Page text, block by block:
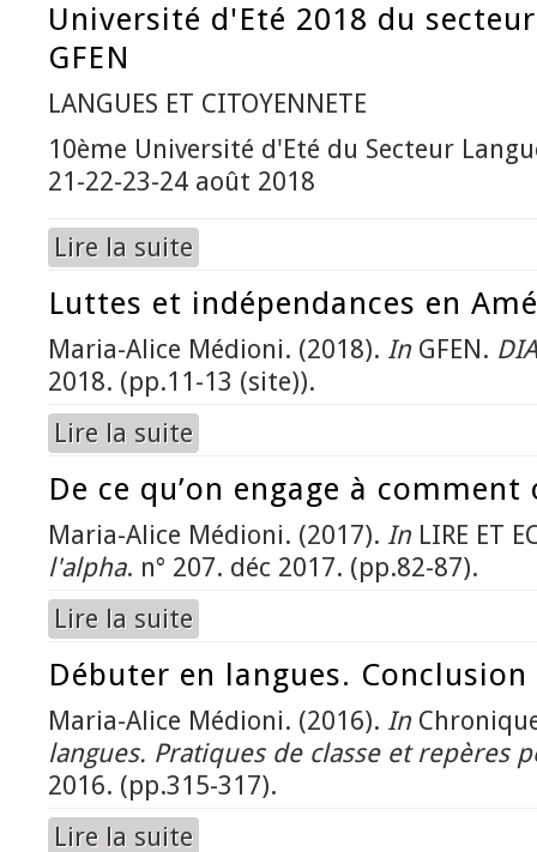
Université d'Eté 2018 du
GFEN
LANGUES ET CITOYENNETE
10ème Université d'Eté du Secteur
21-22-23-24 août 2018
Lire la suite
Luttes et indépendances en
Maria-Alice Médioni. (2018). In GFEN.
2018. (pp.11-13 (site)).
Lire la suite
De ce qu’on engage à comment
Maria-Alice Médioni. (2017). In LIRE ET
l'alpha. n° 207. déc 2017. (pp.82-87).
Lire la suite
Débuter en langues. Conclusion
Maria-Alice Médioni. (2016). In
langues. Pratiques de classe et repères
2016. (pp.315-317).
Lire la suite